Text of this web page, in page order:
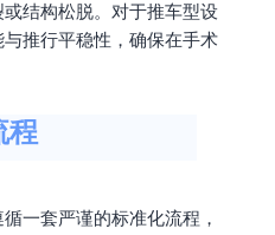
结构松脱。对于推车型设
推行平稳性，确保在手术
程
一套严谨的标准化流程，